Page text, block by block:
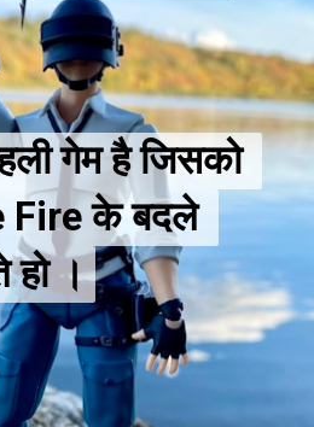
गेम है जिसको
Fire के बदले
।
गेम है जिसको
Fire के बदले
।